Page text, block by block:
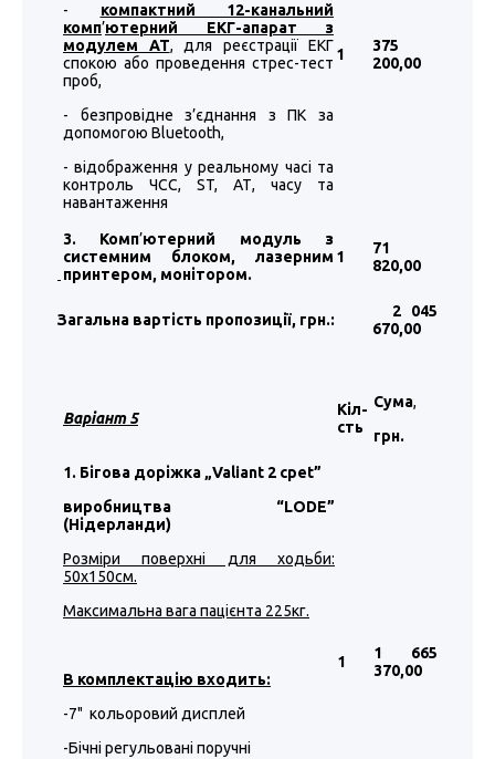
- компактний 12-канальний
комп’ютерний ЕКГ-апарат з
модулем АТ, для реєстрації ЕКГ
спокою або проведення стрес-тест
проб,
- безпровідне з’єднання з ПК за
допомогою Bluetooth,
- відображення у реальному часі та
контроль ЧСС, ST, АТ, часу та
навантаження
1
375
200,00
3. Комп’ютерний модуль з
системним блоком, лазерним
принтером, монітором.
1
71
820,00
Загальна вартість пропозиції, грн.:
2 045
670,00
Варіант 5
Кіл-
сть
Сума,
грн.
1. Бігова доріжка „Valiant 2 cpet”
виробництва “LODE”
(Нідерланди)
Розміри поверхні для ходьби:
50х150см.
Максимальна вага пацієнта 225кг.
В комплектацію входить:
-7" кольоровий дисплей
-Бічні регульовані поручні
1
1 665
370,00